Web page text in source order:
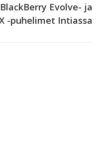
Evolve- ja
-puhelimet Intiassa